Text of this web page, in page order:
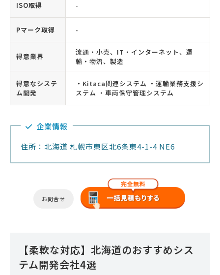
ISO取得 -
Pマーク取得 -
得意業界
流通・小売、IT・インターネット、運
輸・物流、製造
得意なシステ
ム開発
・Kitaca関連システム ・運輸業務支援シ
ステム ・車両保守管理システム
企業情報
住所：北海道 札幌市東区北6条東4-1-4 NE6
お問合せ
【柔軟な対応】北海道のおすすめシス
テム開発会社4選